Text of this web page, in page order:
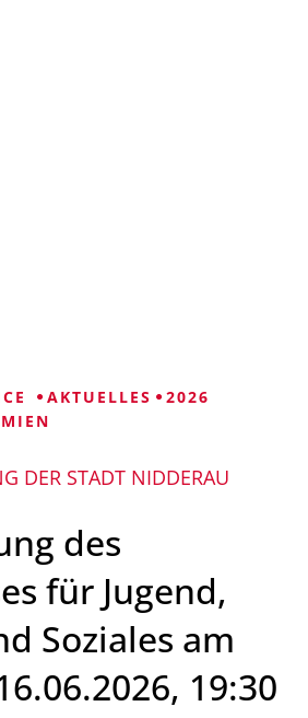
AKTUELLES
2026
DER STADT NIDDERAU
des
für Jugend,
Soziales am
19:30